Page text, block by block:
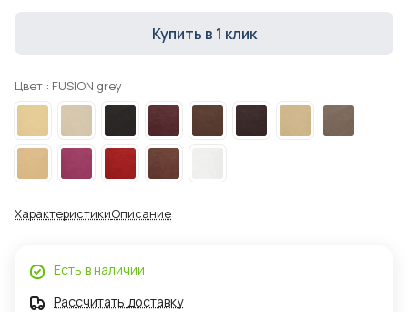
Купить в 1 клик
Цвет : FUSION grey
ХарактеристикиОписание
Есть в наличии
Рассчитать доставку